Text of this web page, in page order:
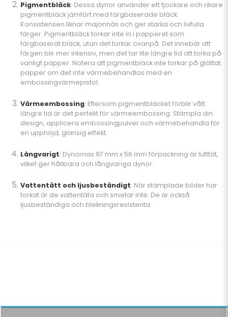
Pigmentbläck: Dessa dynor använder ett tjockare och rikare
pigmentbläck jämfört med färgbaserade bläck.
Konsistensen liknar majonnäs och ger starka och livfulla
färger. Pigmentbläck torkar inte in i papperet som
färgbaserat bläck, utan det torkar ovanpå. Det innebär att
färgen blir mer intensiv, men det tar lite längre tid att torka på
vanligt papper. Notera att pigmentbläck inte torkar på glättat
papper om det inte värmebehandlas med en
embossingvärmepistol.
Värmeembossing: Eftersom pigmentbläcket förblir vått
längre tid är det perfekt för värmeembossing. Stämpla din
design, applicera embossingpulver och värmebehandla för
en upphöjd, glansig effekt.
Långvarigt: Dynornas 97 mm x 56 mm förpackning är lufttät,
vilket ger hållbara och långvariga dynor.
Vattentätt och ljusbeständigt: När stämplade bilder har
torkat är de vattentäta och smetar inte. De är också
ljusbeständiga och blekningsresistenta.